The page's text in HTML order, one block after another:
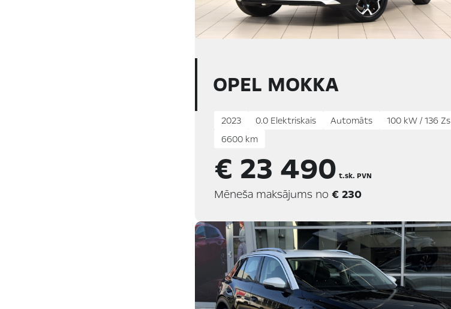
OPEL MOKKA
2023 0.0 Elektriskais Automāts
100 kW / 136 Zs
6600 km
€ 23 490t.sk. PVN
Mēneša maksājums no € 230